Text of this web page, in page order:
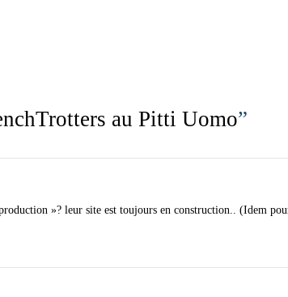
au Pitti Uomo”
»? leur site est toujours en construction.. (Idem